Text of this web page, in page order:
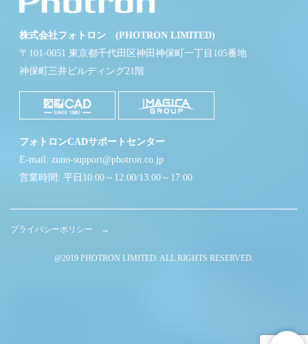
株式会社フォトロン (PHOTRON LIMITED)
〒101-0051 東京都千代田区神田神保町一丁目105番地
神保町三井ビルディング21階
フォトロンCADサポートセンター
E-mail: zuno-support@photron.co.jp
営業時間: 平日10:00～12:00/13:00～17:00
プライバシーポリシー →
@2019 PHOTRON LIMITED. ALL RIGHTS RESERVED.